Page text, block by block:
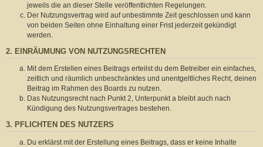
jeweils die an dieser Stelle veröffentlichten Regelungen.
Der Nutzungsvertrag wird auf unbestimmte Zeit geschlossen und kann
von beiden Seiten ohne Einhaltung einer Frist jederzeit gekündigt
werden.
2. EINRÄUMUNG VON NUTZUNGSRECHTEN
Mit dem Erstellen eines Beitrags erteilst du dem Betreiber ein einfaches,
zeitlich und räumlich unbeschränktes und unentgeltliches Recht, deinen
Beitrag im Rahmen des Boards zu nutzen.
Das Nutzungsrecht nach Punkt 2, Unterpunkt a bleibt auch nach
Kündigung des Nutzungsvertrages bestehen.
3. PFLICHTEN DES NUTZERS
Du erklärst mit der Erstellung eines Beitrags, dass er keine Inhalte